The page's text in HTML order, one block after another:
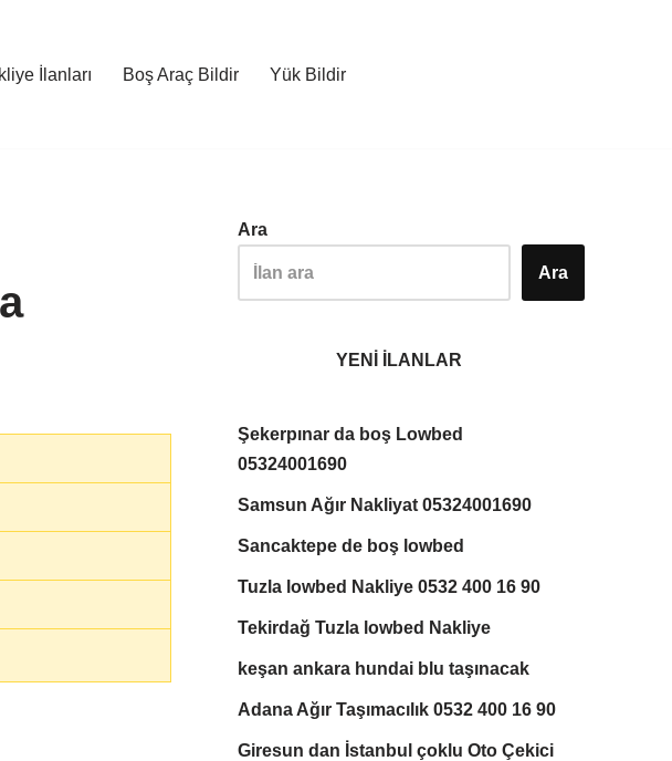
İlanları Boş Araç Bildir Yük Bildir
Ara
Ara
YENİ İLANLAR
Şekerpınar da boş Lowbed
05324001690
Samsun Ağır Nakliyat 05324001690
Sancaktepe de boş lowbed
Tuzla lowbed Nakliye 0532 400 16 90
Tekirdağ Tuzla lowbed Nakliye
keşan ankara hundai blu taşınacak
Adana Ağır Taşımacılık 0532 400 16 90
Giresun dan İstanbul çoklu Oto Çekici